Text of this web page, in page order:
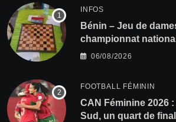
INFOS
Bénin – Jeu de
championnat national
du damier à la
06/08/2026
FOOTBALL FÉMININ
CAN Féminine 2026
Sud, un quart de